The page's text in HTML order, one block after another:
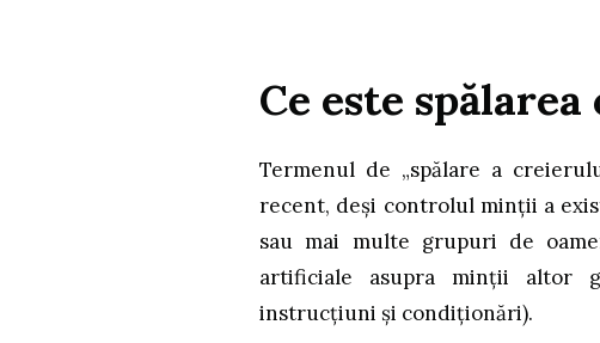
Ce este
Termenul de „spălare a
recent, deși controlul minții a
sau mai multe grupuri de
artificiale asupra minții altor
instrucțiuni și condiționări).